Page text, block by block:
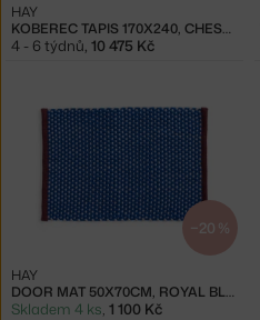
KOBEREC TAPIS 170X240, CHESTNUT & BLUE
HAY
4 - 6 týdnů 10 475 Kč
−20 %
DOOR MAT 50X70CM, ROYAL BLUE
HAY
Skladem 4 ks 1 100 Kč